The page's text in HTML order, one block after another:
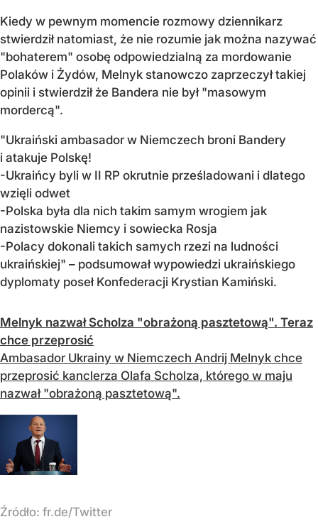
Kiedy w pewnym momencie rozmowy dziennikarz
stwierdził natomiast, że nie rozumie jak można nazywać
"bohaterem" osobę odpowiedzialną za mordowanie
Polaków i Żydów, Melnyk stanowczo zaprzeczył takiej
opinii i stwierdził że Bandera nie był "masowym
mordercą".
"Ukraiński ambasador w Niemczech broni Bandery
i atakuje Polskę!
-Ukraińcy byli w II RP okrutnie prześladowani i dlatego
wzięli odwet
-Polska była dla nich takim samym wrogiem jak
nazistowskie Niemcy i sowiecka Rosja
-Polacy dokonali takich samych rzezi na ludności
ukraińskiej" – podsumował wypowiedzi ukraińskiego
dyplomaty poseł Konfederacji Krystian Kamiński.
Melnyk nazwał Scholza "obrażoną pasztetową". Teraz
chce przeprosić
Ambasador Ukrainy w Niemczech Andrij Melnyk chce
przeprosić kanclerza Olafa Scholza, którego w maju
nazwał "obrażoną pasztetową".
Źródło: fr.de/Twitter